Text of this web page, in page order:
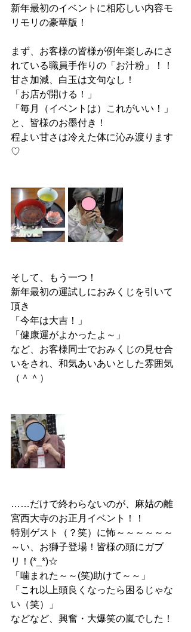
新年最初のイベントに相応しい内容モ
リモリの豪華版！
まず、お客様の皆様が例年楽しみにさ
れている職員手作りの「お汁粉」！！
甘さ加減、白玉は文句なし！
「お店が開ける！」
「毎月（イベントは）これがいい！」
と、皆様のお墨付き！
程よい甘さは冷えた体に沁み渡ります
♡
そして、もう一つ！
新年最初の運試しにおみくじを引いて
頂き
「今年は大吉！」
「健康運がよかったよ～」
など、お客様同士でおみくじの見せ合
いをされ、和気あいあいとした雰囲気
（＾＾）
……だけで終わらないのが、麻姑の離
宮西大寺のお正月イベント！！
特別ゲスト（？笑）に怖～～～～～～
～い、お獅子登場！皆様の頭にガブ
リ！(*_*)☆
「噛まれた～～(笑)助けて～～」
「これ以上頭良くなったら困るじゃな
い（笑）」
などなど、興奮・大爆笑の嵐でした！